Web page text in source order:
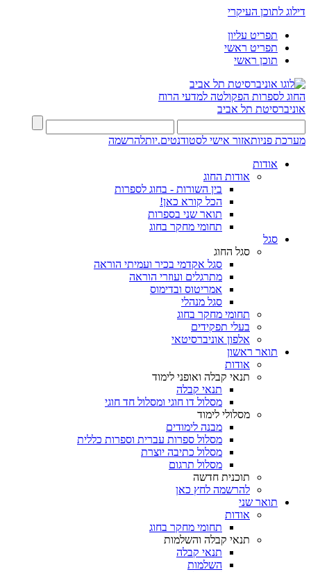
דילוג לתוכן העיקרי
תפריט עליון
תפריט ראשי
תוכן ראשי
החוג לספרות הפקולטה למדעי הרוח
אוניברסיטת תל אביב
מערכת פניותאזור אישי לסטודנטים.יותלהרשמה
אודות
אודות החוג
בין השורות - בחוג לספרות
הכל קורא כאן!
תואר שני בספרות
תחומי מחקר בחוג
סגל
סגל החוג
סגל אקדמי בכיר ועמיתי הוראה
מתרגלים ועוזרי הוראה
אמריטוס ובדימוס
סגל מנהלי
תחומי מחקר בחוג
בעלי תפקידים
אלפון אוניברסיטאי
תואר ראשון
אודות
תנאי קבלה ואופני לימוד
תנאי קבלה
מסלול דו חוגי ומסלול חד חוגי
מסלולי לימוד
מבנה לימודים
מסלול ספרות עברית וספרות כללית
מסלול כתיבה יוצרת
מסלול תרגום
תוכנית חדשה
להרשמה לחץ כאן
תואר שני
אודות
תחומי מחקר בחוג
תנאי קבלה והשלמות
תנאי קבלה
השלמות